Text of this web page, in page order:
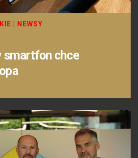
NEWSY
smartfon chce